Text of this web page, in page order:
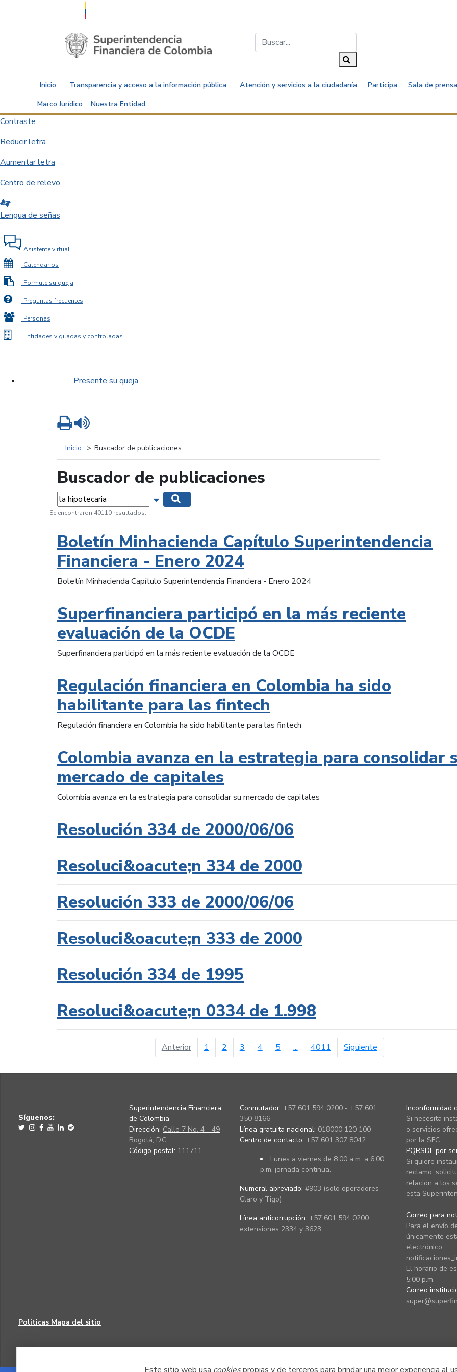
Saltar al contenido principal
Inicio Transparencia y acceso a la información pública Atención y servicios a la ciudadanía Participa
Sala de
Marco Jurídico
Nuestra Entidad
Contraste
Reducir letra
Aumentar letra
Centro de relevo
Lengua de señas
Asistente virtual
Calendarios
Formule su queja
Preguntas frecuentes
Personas
Entidades vigiladas y controladas
Presente su queja
Inicio Buscador de publicaciones
Buscador de publicaciones
Palabras... Mostrar opciones de búsqueda
Se encontraron 40110 resultados.
Boletín Minhacienda Capítulo Superintendencia
Financiera - Enero 2024
Boletín Minhacienda Capítulo Superintendencia Financiera - Enero 2024
Superfinanciera participó en la más reciente
evaluación de la OCDE
Superfinanciera participó en la más reciente evaluación de la OCDE
Regulación financiera en Colombia ha sido
habilitante para las fintech
Regulación financiera en Colombia ha sido habilitante para las fintech
Colombia avanza en la estrategia para consolidar
mercado de capitales
Colombia avanza en la estrategia para consolidar su mercado de capitales
Resolución 334 de 2000/06/06
Resoluci&oacute;n 334 de 2000
Resolución 333 de 2000/06/06
Resoluci&oacute;n 333 de 2000
Resolución 334 de 1995
Resoluci&oacute;n 0334 de 1.998
Anteriorpágina anterior
1 2 3 4 5 ... 4011 Siguientepágina siguiente
Imprimir
Síguenos:
Superintendencia Financiera
de Colombia
Dirección: Calle 7 No. 4 - 49
Bogotá, D.C.
Código postal: 111711
Conmutador: +57 601 594 0200 - +57 601
350 8166
Línea gratuita nacional: 018000 120 100
Centro de contacto: +57 601 307 8042
Lunes a viernes de 8:00 a.m. a 6:00
p.m. jornada continua.
Numeral abreviado: #903 (solo operadores
Claro y Tigo)
Línea anticorrupción: +57 601 594 0200
extensiones 2334 y 3623
Inconformidad
Si necesita
o servicios
por la SFC.
PQRSDF por
Si quiere
reclamo,
relación a los
esta
Correo para
Para el envío
únicamente
electrónico
El horario de
5:00 p.m.
Correo
Políticas Mapa del sitio